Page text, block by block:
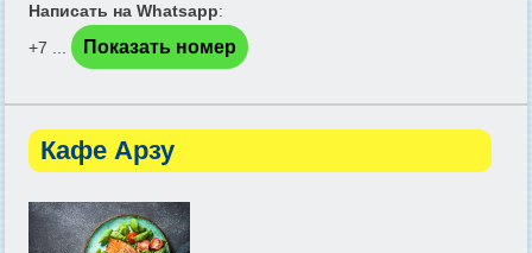
Написать на Whatsapp:
+7 ...
Показать номер
Кафе Арзу